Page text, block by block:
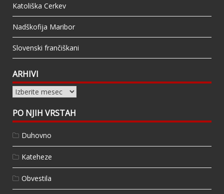
Katoliška Cerkev
Nadškofija Maribor
Slovenski frančiškani
ARHIVI
Arhivi
PO NJIH VRSTAH
Duhovno
Kateheze
Obvestila